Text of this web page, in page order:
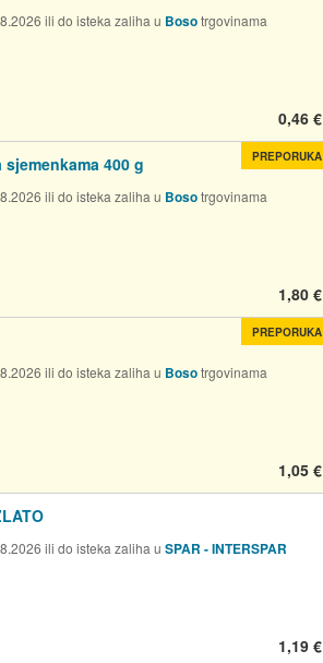
ili do isteka zaliha u Bosotrgovinama
0,46 €
400 g
ili do isteka zaliha u Bosotrgovinama
1,80 €
PREPORUKA
ili do isteka zaliha u Bosotrgovinama
1,05 €
PREPORUKA
ili do isteka zaliha u SPAR - INTERSPAR
1,19 €